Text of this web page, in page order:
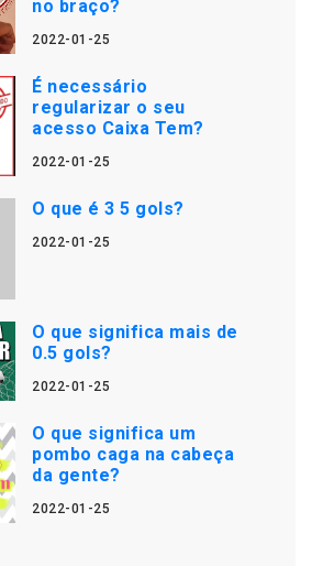
no braço?
2022-01-25
É necessário
regularizar o seu
acesso Caixa Tem?
2022-01-25
O que é 3 5 gols?
2022-01-25
O que significa mais de
0.5 gols?
2022-01-25
O que significa um
pombo caga na cabeça
da gente?
2022-01-25